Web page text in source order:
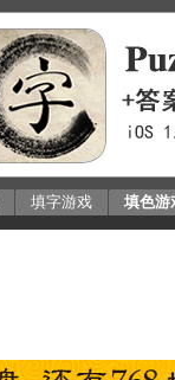
填字游戏 填色游